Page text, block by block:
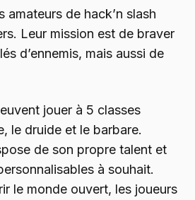
amateurs de hack’n slash
Leur mission est de braver
d’ennemis, mais aussi de
jouer à 5 classes
le druide et le barbare.
de son propre talent et
à souhait.
le monde ouvert, les joueurs